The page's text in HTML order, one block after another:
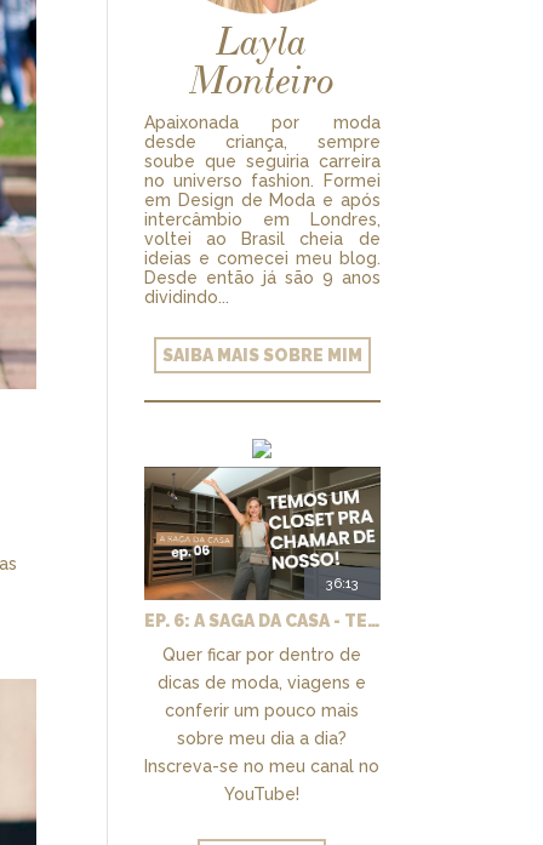
Layla
Monteiro
Apaixonada por moda
desde criança, sempre
soube que seguiria carreira
no universo fashion. Formei
em Design de Moda e após
intercâmbio em Londres,
voltei ao Brasil cheia de
ideias e comecei meu blog.
Desde então já são 9 anos
dividindo...
SAIBA MAIS SOBRE MIM
36:13
EP. 6: A SAGA DA CASA - TEMOS UM CLOSET PRA CHAMAR DE NOSSO + MARCENARIA E PAISAGISMO
Quer ficar por dentro de
dicas de moda, viagens e
conferir um pouco mais
sobre meu dia a dia?
Inscreva-se no meu canal no
YouTube!